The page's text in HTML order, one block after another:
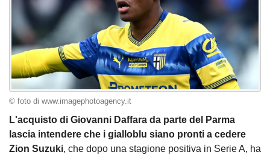
© foto di www.imagephotoagency.it
L'acquisto di Giovanni Daffara da parte del Parma
lascia intendere che i gialloblu siano pronti a cedere
Zion Suzuki, che dopo una stagione positiva in Serie A, ha